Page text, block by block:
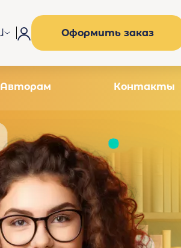
Оформить заказ
Авторам Контакты